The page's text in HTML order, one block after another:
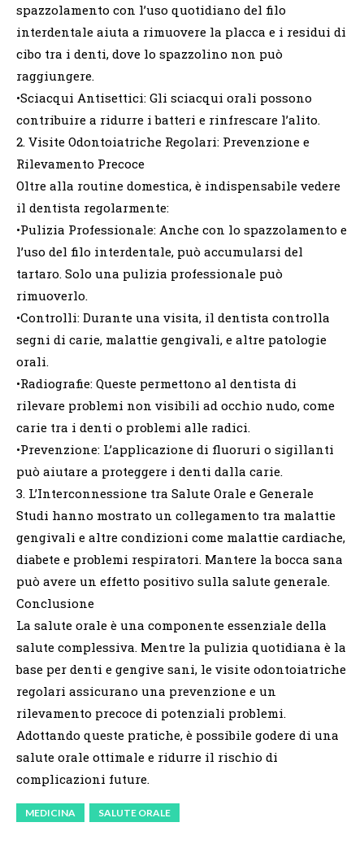
spazzolamento con l’uso quotidiano del filo
interdentale aiuta a rimuovere la placca e i residui di
cibo tra i denti, dove lo spazzolino non può
raggiungere.
•Sciacqui Antisettici: Gli sciacqui orali possono
contribuire a ridurre i batteri e rinfrescare l’alito.
2. Visite Odontoiatriche Regolari: Prevenzione e
Rilevamento Precoce
Oltre alla routine domestica, è indispensabile vedere
il dentista regolarmente:
•Pulizia Professionale: Anche con lo spazzolamento e
l’uso del filo interdentale, può accumularsi del
tartaro. Solo una pulizia professionale può
rimuoverlo.
•Controlli: Durante una visita, il dentista controlla
segni di carie, malattie gengivali, e altre patologie
orali.
•Radiografie: Queste permettono al dentista di
rilevare problemi non visibili ad occhio nudo, come
carie tra i denti o problemi alle radici.
•Prevenzione: L’applicazione di fluoruri o sigillanti
può aiutare a proteggere i denti dalla carie.
3. L’Interconnessione tra Salute Orale e Generale
Studi hanno mostrato un collegamento tra malattie
gengivali e altre condizioni come malattie cardiache,
diabete e problemi respiratori. Mantere la bocca sana
può avere un effetto positivo sulla salute generale.
Conclusione
La salute orale è una componente essenziale della
salute complessiva. Mentre la pulizia quotidiana è la
base per denti e gengive sani, le visite odontoiatriche
regolari assicurano una prevenzione e un
rilevamento precoce di potenziali problemi.
Adottando queste pratiche, è possibile godere di una
salute orale ottimale e ridurre il rischio di
complicazioni future.
MEDICINA SALUTE ORALE